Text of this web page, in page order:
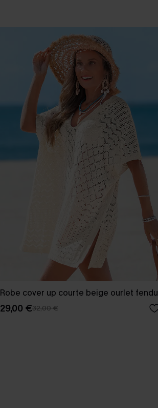
Robe cover up courte beige ourlet fendu
29,00 €32,00 €